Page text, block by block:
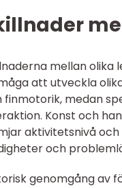
mellan
att utveckla
finmotorik, medan
Konst och
aktivitetsnivå
och
genomgång av